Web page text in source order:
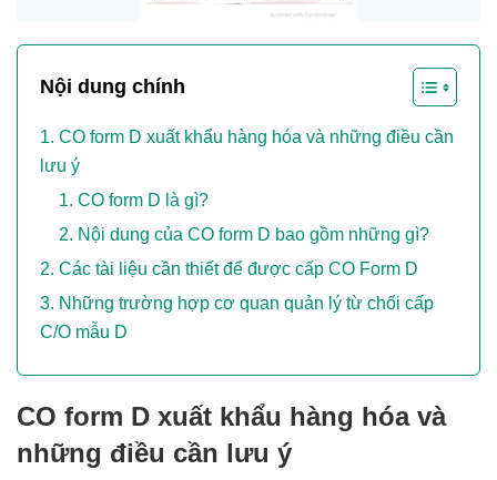
Nội dung chính
CO form D xuất khẩu hàng hóa và những điều cần
lưu ý
CO form D là gì?
Nội dung của CO form D bao gồm những gì?
Các tài liệu cần thiết để được cấp CO Form D
Những trường hợp cơ quan quản lý từ chối cấp
C/O mẫu D
CO form D xuất khẩu hàng hóa và
những điều cần lưu ý